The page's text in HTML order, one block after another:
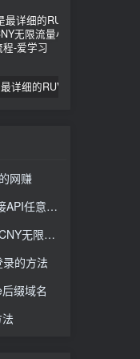
网赚
，图文教程
购买全流程
的方法
缀域名